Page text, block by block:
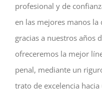
profesional y de
en las mejores manos la
gracias a nuestros años
ofreceremos la mejor
penal, mediante un
trato de excelencia hacia